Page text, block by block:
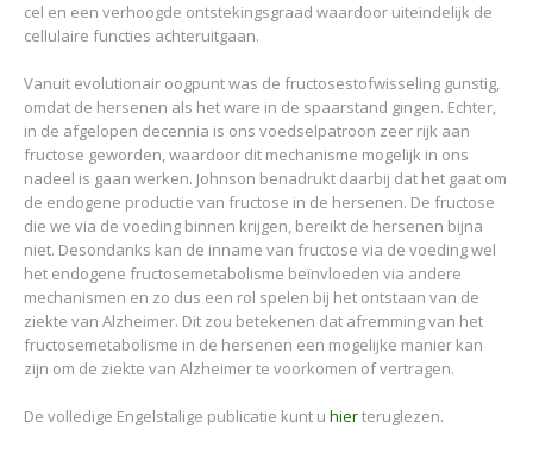
cel en een verhoogde ontstekingsgraad waardoor uiteindelijk de
cellulaire functies achteruitgaan.
Vanuit evolutionair oogpunt was de fructosestofwisseling gunstig,
omdat de hersenen als het ware in de spaarstand gingen. Echter,
in de afgelopen decennia is ons voedselpatroon zeer rijk aan
fructose geworden, waardoor dit mechanisme mogelijk in ons
nadeel is gaan werken. Johnson benadrukt daarbij dat het gaat om
de endogene productie van fructose in de hersenen. De fructose
die we via de voeding binnen krijgen, bereikt de hersenen bijna
niet. Desondanks kan de inname van fructose via de voeding wel
het endogene fructosemetabolisme beïnvloeden via andere
mechanismen en zo dus een rol spelen bij het ontstaan van de
ziekte van Alzheimer. Dit zou betekenen dat afremming van het
fructosemetabolisme in de hersenen een mogelijke manier kan
zijn om de ziekte van Alzheimer te voorkomen of vertragen.
De volledige Engelstalige publicatie kunt u hierteruglezen.